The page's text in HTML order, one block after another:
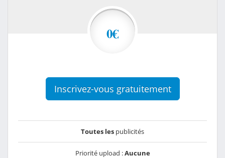
0€
Inscrivez-vous gratuitement
Toutes les publicités
Priorité upload :Aucune